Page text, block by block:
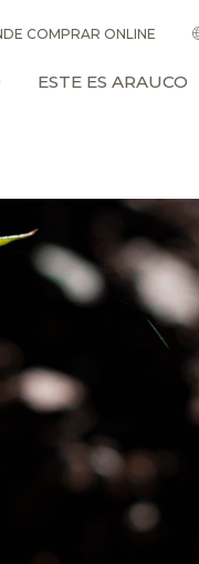
COMPRAR ONLINE
ESTE ES ARAUCO